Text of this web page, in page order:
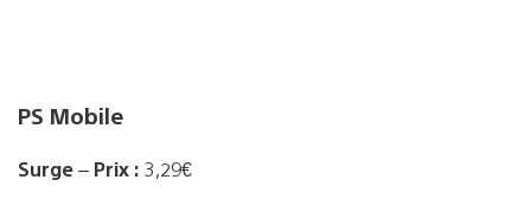
PS Mobile
Surge– Prix : 3,29€